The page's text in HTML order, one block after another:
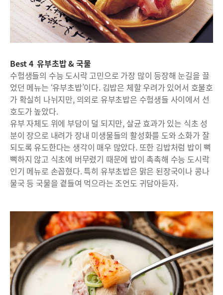
Best 4 유부초밥 & 국물
수험생들의 수능 도시락 고민으로 가장 많이 등장해 눈길을 끌
었던 메뉴는 ‘유부초밥’이다. 김밥은 체할 우려가 있어서 호불호
가 확실히 나뉘지만, 의외로 유부초밥은 수험생들 사이에서 선
호도가 높았다.
유부 자체도 위에 부담이 덜 되지만, 살균 효과가 있는 식초 성
분이 장으로 내려가 장내 미생물들의 활성화를 도와 소화가 잘
되도록 유도한다는 생각이 매우 많았다. 또한 김밥처럼 밥이 뻑
뻑하지 않고 식초에 버무렸기 때문에 밥이 촉촉해 수능 도시락
인기 메뉴로 손꼽혔다. 특히 유부초밥은 맑은 된장국이나 콩나
물국 등 국물을 곁들여 먹으라는 조언도 귀담아듣자.